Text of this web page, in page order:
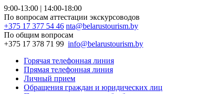
9:00-13:00 | 14:00-18:00
По вопросам аттестации экскурсоводов
+375 17 377 54 46 nta@belarustourism.by
По общим вопросам
+375 17 378 71 99 info@belarustourism.by
Горячая телефонная линия
Прямая телефонная линия
Личный прием
Обращения граждан и юридических лиц